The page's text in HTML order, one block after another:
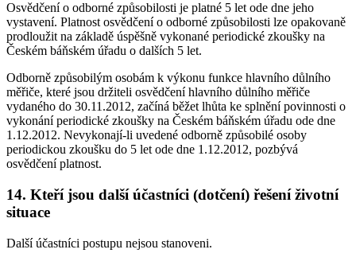
Osvědčení o odborné způsobilosti je platné 5 let ode dne jeho
vystavení. Platnost osvědčení o odborné způsobilosti lze opakovaně
prodloužit na základě úspěšně vykonané periodické zkoušky na
Českém báňském úřadu o dalších 5 let.
Odborně způsobilým osobám k výkonu funkce hlavního důlního
měřiče, které jsou držiteli osvědčení hlavního důlního měřiče
vydaného do 30.11.2012, začíná běžet lhůta ke splnění povinnosti o
vykonání periodické zkoušky na Českém báňském úřadu ode dne
1.12.2012. Nevykonají-li uvedené odborně způsobilé osoby
periodickou zkoušku do 5 let ode dne 1.12.2012, pozbývá
osvědčení platnost.
14. Kteří jsou další účastníci (dotčení) řešení životní
situace
Další účastníci postupu nejsou stanoveni.